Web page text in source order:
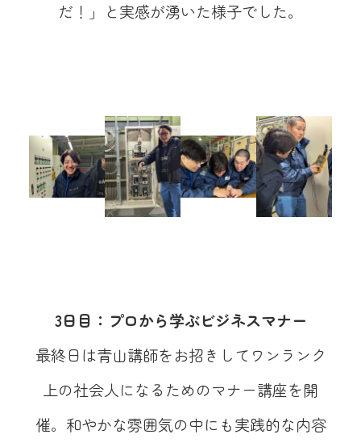
だ！」と実感が湧いた様子でした。
3日目：プロから学ぶビジネスマナー
最終日は青山講師をお招きしてワンランク
上の社会人になるためのマナー講座を開
催。和やかな雰囲気の中にも実践的な内容